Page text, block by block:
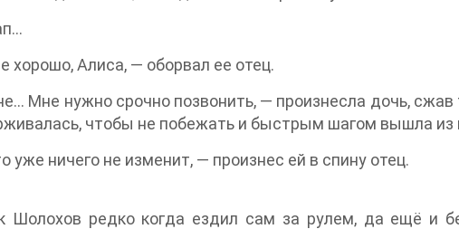
хорошо, Алиса, — оборвал ее отец.
Мне нужно срочно позвонить, — произнесла дочь,
чтобы не побежать и быстрым шагом вышла из
уже ничего не изменит, — произнес ей в спину отец.
Шолохов редко когда ездил сам за рулем, да ещё и